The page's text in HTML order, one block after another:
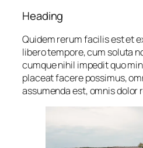
Heading
Quidem rerum facilis est et
libero tempore, cum soluta
cumque nihil impedit quo
placeat facere possimus,
assumenda est, omnis dolor